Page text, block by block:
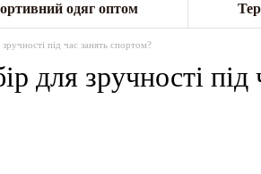
одяг оптом
під час занять спортом?
для зручності під